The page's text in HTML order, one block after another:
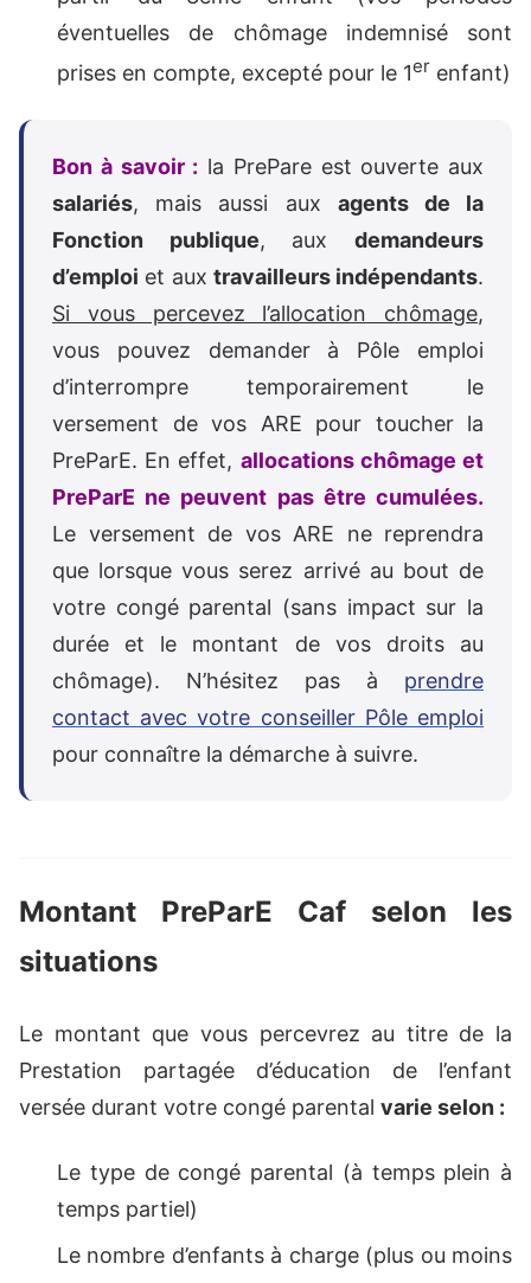
éventuelles de chômage indemnisé sont
prises en compte, excepté pour le 1er enfant)
Bon à savoir : la PrePare est ouverte aux
salariés, mais aussi aux agents de la
Fonction publique, auxdemandeurs
d’emploi et aux travailleurs indépendants.
Si vous percevez l’allocation chômage,
vous pouvez demander à Pôle emploi
d’interrompre temporairement le
versement de vos ARE pour toucher la
PreParE. En effet, allocations chômage et
PreParE ne peuvent pas être cumulées.
Le versement de vos ARE ne reprendra
que lorsque vous serez arrivé au bout de
votre congé parental (sans impact sur la
durée et le montant de vos droits au
chômage). N’hésitez pas à prendre
contact avec votre conseiller Pôle emploi
pour connaître la démarche à suivre.
Montant PreParE Caf selon les
situations
Le montant que vous percevrez au titre de la
Prestation partagée d’éducation de l’enfant
versée durant votre congé parental varie selon :
Le type de congé parental (à temps plein à
temps partiel)
Le nombre d’enfants à charge (plus ou moins